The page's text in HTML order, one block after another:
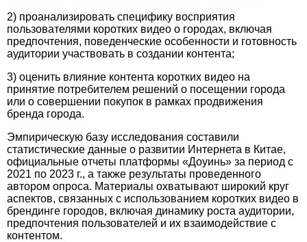
2) проанализировать специфику восприятия
пользователями коротких видео о городах, включая
предпочтения, поведенческие особенности и готовность
ауди­тории участвовать в создании контента;
3) оценить влияние контента коротких видео на
принятие потребителем решений о посещении города
или о совершении покупок в рамках продвижения
бренда города.
Эмпирическую базу исследования составили
статистические данные о развитии Интернета в Китае,
официальные отчеты платформы «Доуинь» за период с
2021 по 2023 г., а также результаты проведенного
автором опроса. Материалы охватывают широкий круг
аспектов, связанных с использованием коротких видео в
брендинге городов, включая динамику роста аудитории,
предпочтения пользователей и их взаимодействие с
контентом.